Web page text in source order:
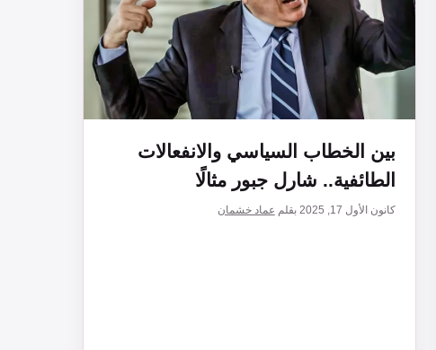
بين الخطاب السياسي والانفعالات
الطائفية.. شارل جبور مثالًا
كانون الأول 17, 2025 بقلم عماد خشمان